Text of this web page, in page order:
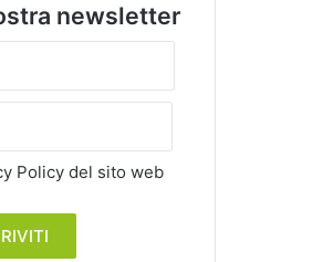
newsletter
Policy del sito web